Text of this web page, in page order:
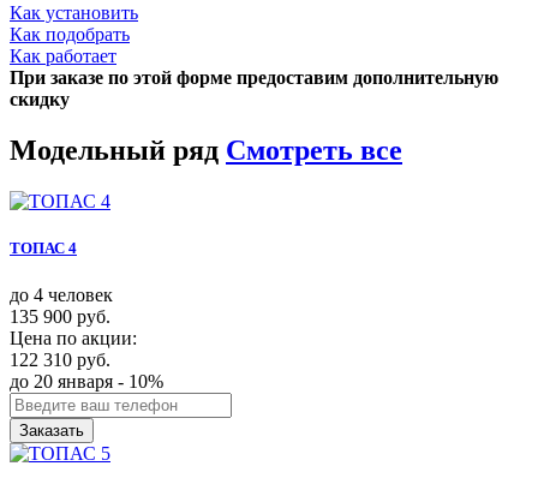
Как установить
Как подобрать
Как работает
При заказе по этой форме предоставим дополнительную
скидку
Модельный ряд Смотреть все
ТОПАС 4
до 4 человек
135 900 руб.
Цена по акции:
122 310 руб.
до 20 января - 10%
Заказать